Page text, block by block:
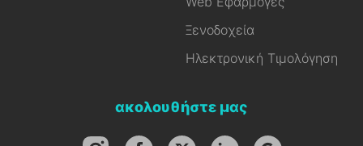
Ξενοδοχεία
Ηλεκτρονική Τιμολόγηση
ακολουθήστε μας